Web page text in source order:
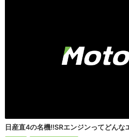
日産直4の名機!!SRエンジンってどんな